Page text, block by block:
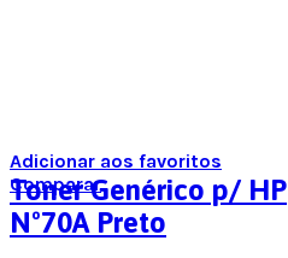
Adicionar aos favoritos
Comparar
Toner Genérico p/ HP
Nº70A Preto